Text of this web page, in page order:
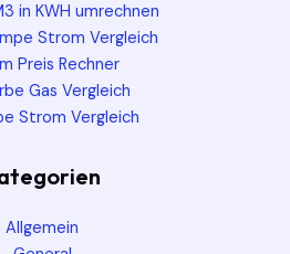
in KWH umrechnen
Strom Vergleich
Preis Rechner
Gas Vergleich
Strom Vergleich
Allgemein